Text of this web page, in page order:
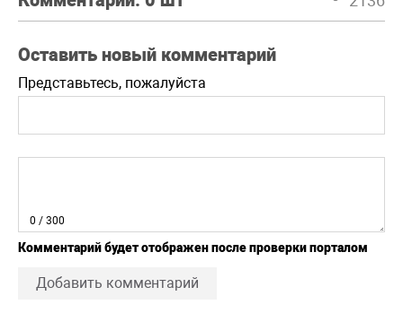
Оставить новый комментарий
Представьтесь, пожалуйста
0 / 300
Комментарий будет отображен после проверки порталом
Добавить комментарий